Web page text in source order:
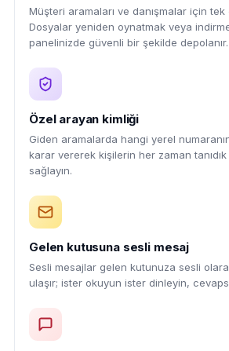
Müşteri aramaları ve danışmalar için tek
Dosyalar yeniden oynatmak veya
panelinizde güvenli bir şekilde depolanır.
Özel arayan kimliği
Giden aramalarda hangi yerel
karar vererek kişilerin her zaman
sağlayın.
Gelen kutusuna sesli mesaj
Sesli mesajlar gelen kutunuza sesli
ulaşır; ister okuyun ister dinleyin,